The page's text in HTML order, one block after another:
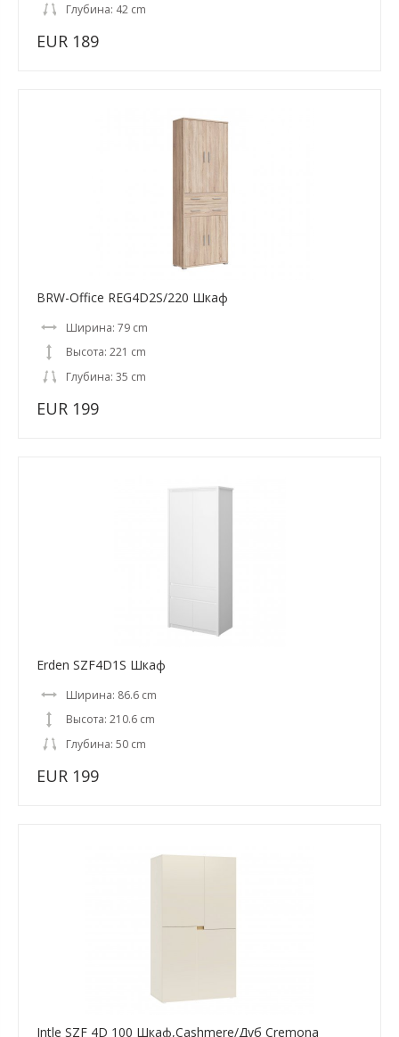
Глубина: 42 cm
EUR 189
BRW-Office REG4D2S/220 Шкаф
Ширина: 79 cm
Высота: 221 cm
Глубина: 35 cm
EUR 199
Erden SZF4D1S Шкаф
Ширина: 86.6 cm
Высота: 210.6 cm
Глубина: 50 cm
EUR 199
Intle SZF 4D 100 Шкаф,Cashmere/Дуб Cremona